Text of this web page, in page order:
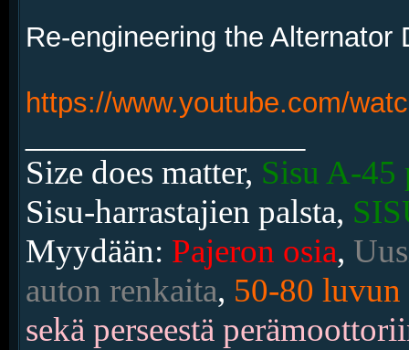
Re-engineering the Alternator
https://www.youtube.com/
Size does matter, Sisu A-45
Sisu-harrastajien palsta,
Myydään: Pajeron osia,
auton renkaita, 50-80 luvun
sekä perseestä